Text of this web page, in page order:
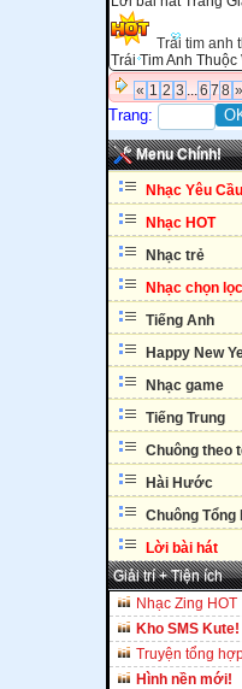
Trái tim anh
Trái Tim Anh
« 1 2 3 ...6 78 »
Trang:
Menu Chính!
Nhạc Yêu Cầu
Nhạc HOT
Nhạc trẻ
Nhạc chọn lọc
Tiếng Anh
Happy New
Nhạc game
Tiếng Trung
Chuông theo
Hài Hước
Chuông Tổng
Lời bài hát
Giải trí + Tiện ích
Nhạc Zing HOT
Kho SMS Kute!
Truyện tổng
Hình nền mới!